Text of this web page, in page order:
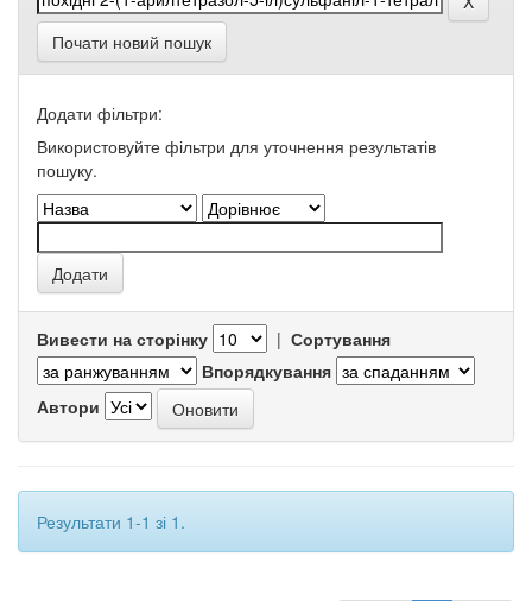
Почати новий пошук
Додати фільтри:
Використовуйте фільтри для уточнення результатів
пошуку.
Вивести на сторінку | Сортування
Впорядкування
Автори
Результати 1-1 зі 1.